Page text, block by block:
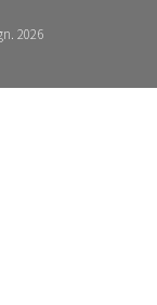
2026